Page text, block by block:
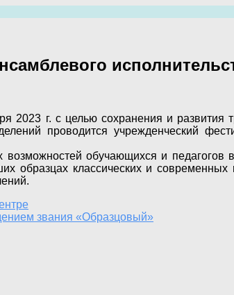
2023 г. с целью сохранения и развития
проводится учрежденческий
обучающихся и педагогов
образцах классических и
звания «Образцовый»